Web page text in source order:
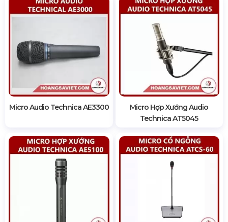
Micro Audio Technica AE3300
Micro Hợp Xướng Audio
Technica AT5045